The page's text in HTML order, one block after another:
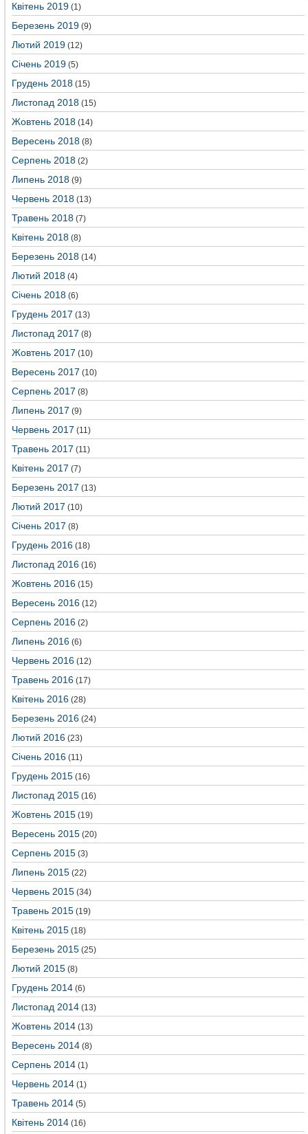
Квітень 2019 (1)
Березень 2019 (9)
Лютий 2019 (12)
Січень 2019 (5)
Грудень 2018 (15)
Листопад 2018 (15)
Жовтень 2018 (14)
Вересень 2018 (8)
Серпень 2018 (2)
Липень 2018 (9)
Червень 2018 (13)
Травень 2018 (7)
Квітень 2018 (8)
Березень 2018 (14)
Лютий 2018 (4)
Січень 2018 (6)
Грудень 2017 (13)
Листопад 2017 (8)
Жовтень 2017 (10)
Вересень 2017 (10)
Серпень 2017 (8)
Липень 2017 (9)
Червень 2017 (11)
Травень 2017 (11)
Квітень 2017 (7)
Березень 2017 (13)
Лютий 2017 (10)
Січень 2017 (8)
Грудень 2016 (18)
Листопад 2016 (16)
Жовтень 2016 (15)
Вересень 2016 (12)
Серпень 2016 (2)
Липень 2016 (6)
Червень 2016 (12)
Травень 2016 (17)
Квітень 2016 (28)
Березень 2016 (24)
Лютий 2016 (23)
Січень 2016 (11)
Грудень 2015 (16)
Листопад 2015 (16)
Жовтень 2015 (19)
Вересень 2015 (20)
Серпень 2015 (3)
Липень 2015 (22)
Червень 2015 (34)
Травень 2015 (19)
Квітень 2015 (18)
Березень 2015 (25)
Лютий 2015 (8)
Грудень 2014 (6)
Листопад 2014 (13)
Жовтень 2014 (13)
Вересень 2014 (8)
Серпень 2014 (1)
Червень 2014 (1)
Травень 2014 (5)
Квітень 2014 (16)